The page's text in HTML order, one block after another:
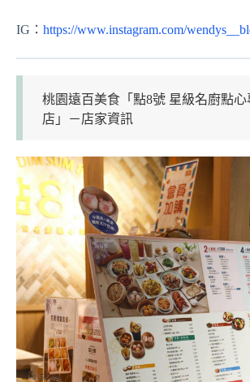
IG： https://www.instagram.com/
桃園遠百美食「點8號 星級名廚點心
店」－店家資訊